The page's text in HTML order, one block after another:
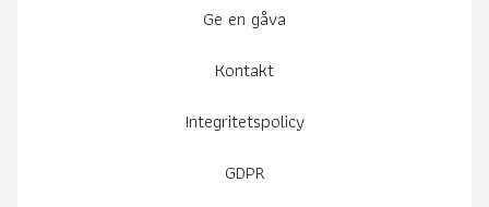
Ge en gåva
Kontakt
Integritetspolicy
GDPR